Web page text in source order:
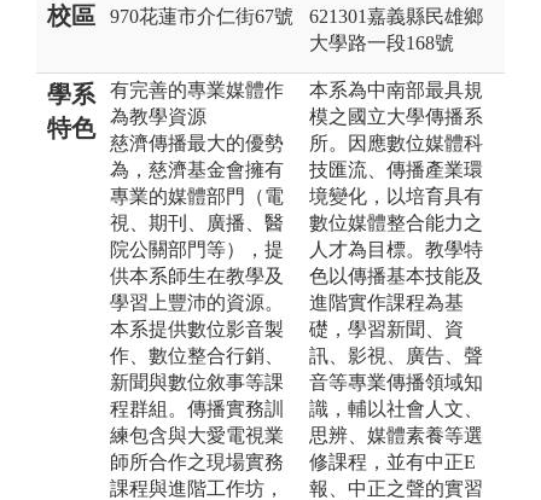
校區
970花蓮市介仁街67號
621301嘉義縣民雄鄉
大學路一段168號
學系
特色
有完善的專業媒體作
為教學資源
慈濟傳播最大的優勢
為，慈濟基金會擁有
專業的媒體部門（電
視、期刊、廣播、醫
院公關部門等），提
供本系師生在教學及
學習上豐沛的資源。
本系提供數位影音製
作、數位整合行銷、
新聞與數位敘事等課
程群組。傳播實務訓
練包含與大愛電視業
師所合作之現場實務
課程與進階工作坊，
本系為中南部最具規
模之國立大學傳播系
所。因應數位媒體科
技匯流、傳播產業環
境變化，以培育具有
數位媒體整合能力之
人才為目標。教學特
色以傳播基本技能及
進階實作課程為基
礎，學習新聞、資
訊、影視、廣告、聲
音等專業傳播領域知
識，輔以社會人文、
思辨、媒體素養等選
修課程，並有中正E
報、中正之聲的實習